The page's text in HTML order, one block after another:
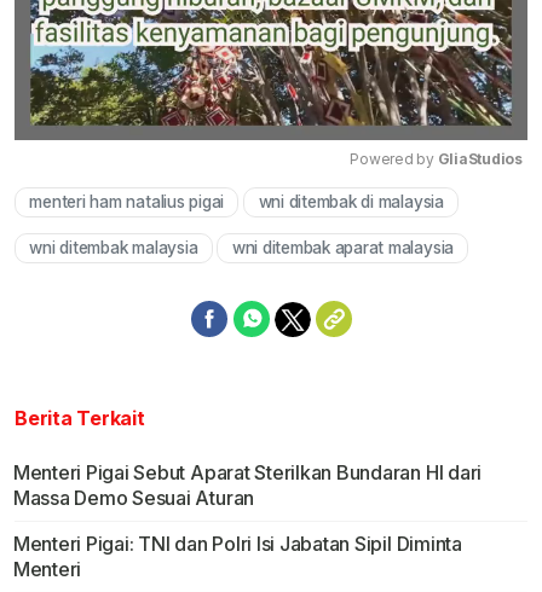
Mute
Powered by GliaStudios
menteri ham natalius pigai wni ditembak di malaysia
wni ditembak malaysia wni ditembak aparat malaysia
Berita Terkait
Menteri Pigai Sebut Aparat Sterilkan Bundaran HI dari
Massa Demo Sesuai Aturan
Menteri Pigai: TNI dan Polri Isi Jabatan Sipil Diminta
Menteri